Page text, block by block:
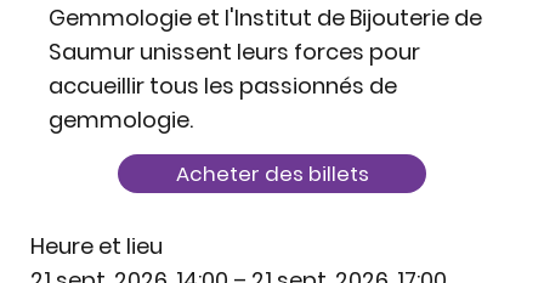
Gemmologie et l'Institut de Bijouterie de
Saumur unissent leurs forces pour
accueillir tous les passionnés de
gemmologie.
Acheter des billets
Heure et lieu